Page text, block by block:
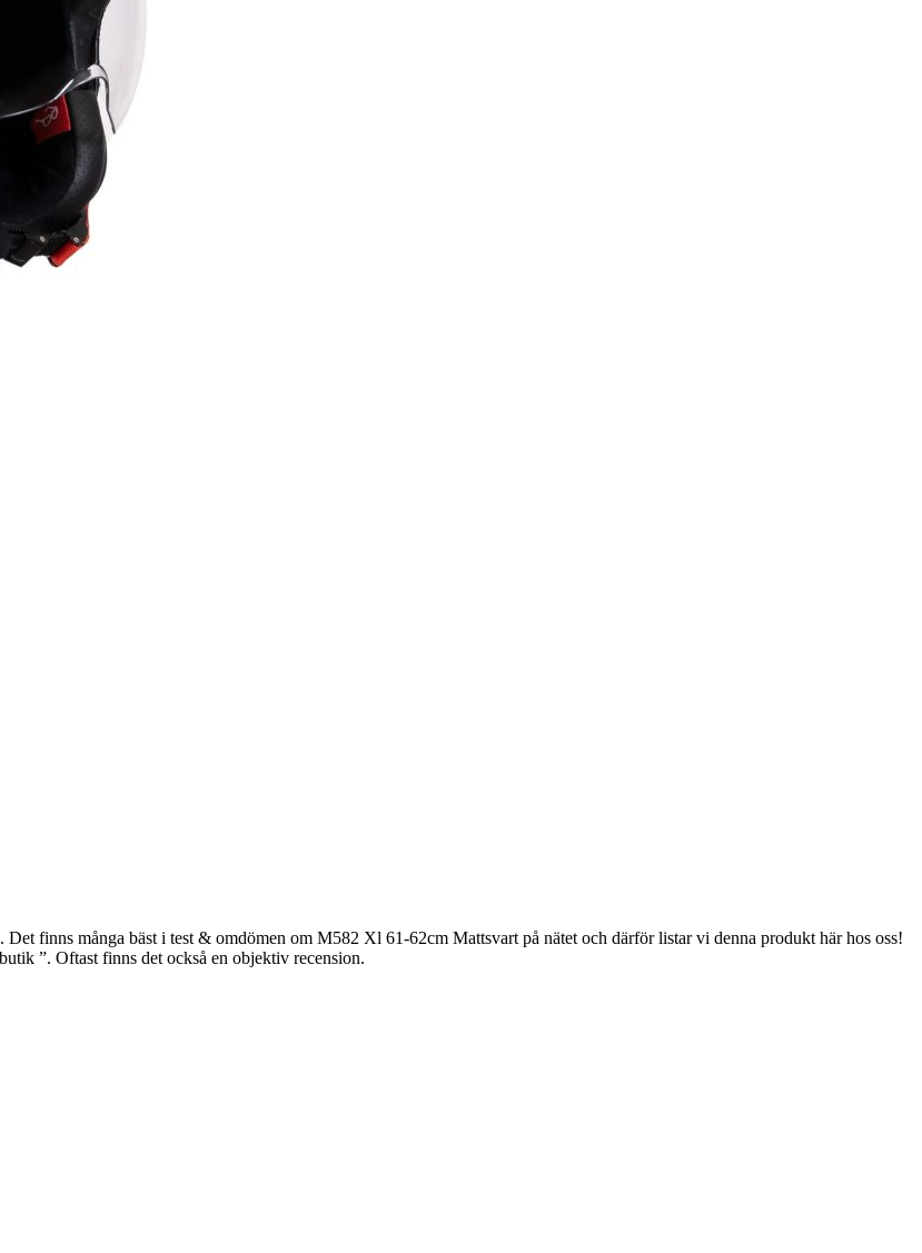
finns många bäst i test & omdömen om M582 Xl 61-62cm Mattsvart på nätet och därför listar vi denna produkt här hos oss!
”. Oftast finns det också en objektiv recension.